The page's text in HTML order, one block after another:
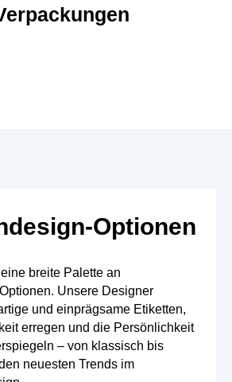
Optionen
breite Palette an
Unsere Designer
und einprägsame Etiketten,
erregen und die Persönlichkeit
– von klassisch bis
neuesten Trends im